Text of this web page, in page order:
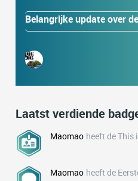
Belangrijke update over
Laatst verdiende
Maomao heeft de This
Maomao heeft de